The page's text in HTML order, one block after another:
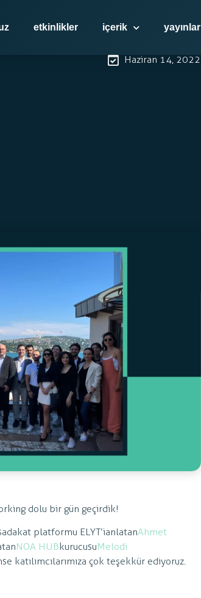
etkinlikler içerik yayınlar
Haziran 14, 2022
dolu bir gün geçirdik!
platformu ELYT’i anlatanAhmet
NOA HUBkurucusuMelodi
katılımcılarımıza çok teşekkür ediyoruz.